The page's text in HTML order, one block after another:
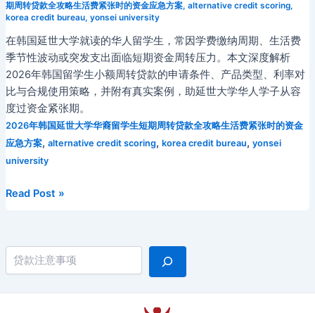
搜索
期周转贷款全攻略生活费紧张时的资金应急方案, alternative credit scoring,
korea credit bureau, yonsei university
在韩国延世大学就读的华人留学生，常因学费缴纳周期、生活费
季节性波动或突发支出面临短期资金周转压力。本文深度解析
2026年韩国留学生小额周转贷款的申请条件、产品类型、利率对
比与合规使用策略，并附有真实案例，助延世大学华人学子从容
度过资金紧张期。
2026年韩国延世大学华裔留学生短期周转贷款全攻略生活费紧张时的资金
应急方案, alternative credit scoring, korea credit bureau, yonsei
university
2026
国
延
世
Read Post »